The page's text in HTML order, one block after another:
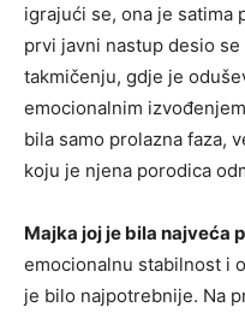
igrajući se, ona je satima
prvi javni nastup desio
takmičenju, gdje je
emocionalnim
bila samo prolazna faza,
koju je njena porodica
Majka joj je bila najveća
emocionalnu stabilnost i
je bilo najpotrebnije. Na